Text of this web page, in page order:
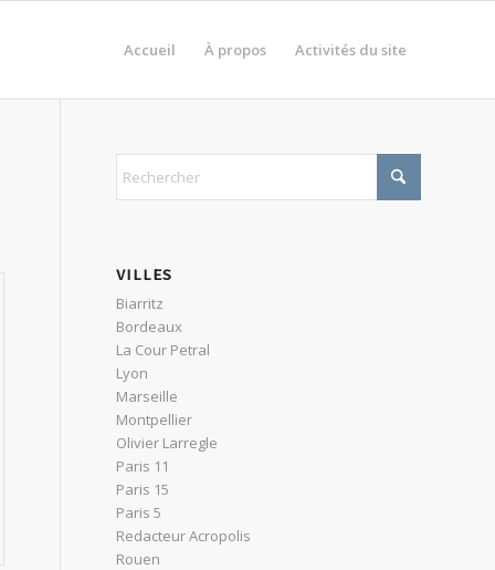
Accueil À propos Activités du site
VILLES
Biarritz
Bordeaux
La Cour Petral
Lyon
Marseille
Montpellier
Olivier Larregle
Paris 11
Paris 15
Paris 5
Redacteur Acropolis
Rouen